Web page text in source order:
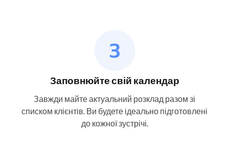
Заповнюйте свій календар
Завжди майте актуальний розклад разом зі
списком клієнтів. Ви будете ідеально підготовлені
до кожної зустрічі.